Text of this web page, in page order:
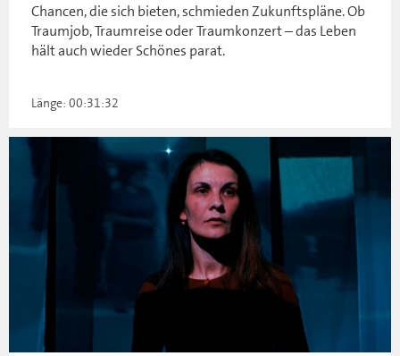
Chancen, die sich bieten, schmieden Zukunftspläne. Ob
Traumjob, Traumreise oder Traumkonzert – das Leben
hält auch wieder Schönes parat.
Länge: 00:31:32